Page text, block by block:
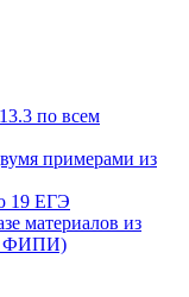
по всем
примерами из
19 ЕГЭ
материалов из
ФИПИ)